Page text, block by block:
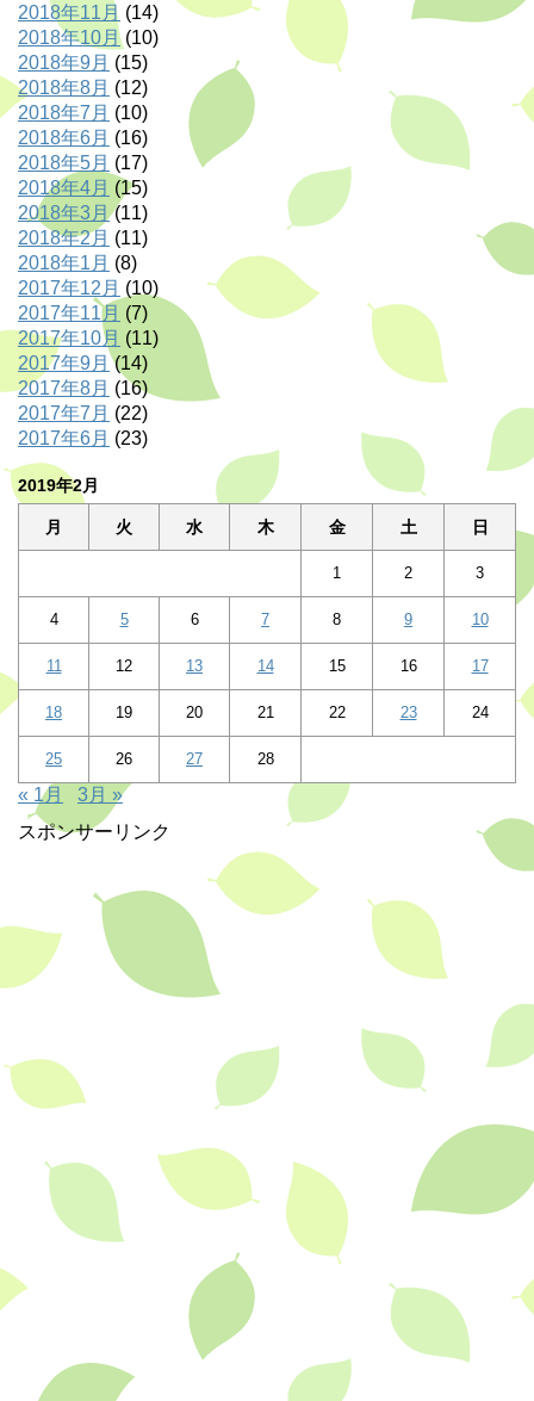
2018年11月 (14)
2018年10月(10)
2018年9月 (15)
2018年8月 (12)
2018年7月 (10)
2018年6月 (16)
2018年5月 (17)
2018年4月 (15)
2018年3月 (11)
2018年2月 (11)
2018年1月 (8)
2017年12月 (10)
2017年11月 (7)
2017年10月 (11)
2017年9月 (14)
2017年8月 (16)
2017年7月 (22)
2017年6月 (23)
2019年2月
月 火 水 木 金 土 日
1 2 3
4 5 6 7 8 9 10
11 12 13 14 15 16 17
18 19 20 21 22 23 24
25 26 27 28
« 1月
3月 »
スポンサーリンク